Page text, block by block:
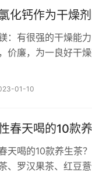
化钙作为干燥剂
：有很强的干燥能
价廉，为一良好
01-10
春天喝的10款养
天喝的10款养生茶
、罗汉果茶、红豆